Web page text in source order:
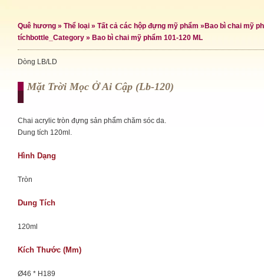
Quê hương » Thể loại » Tất cả các hộp đựng mỹ phẩm » Bao bì chai mỹ
tíchbottle_Category » Bao bì chai mỹ phẩm 101-120 ML
Dòng LB/LD
Mặt Trời Mọc Ở Ai Cập (lb-120)
Chai acrylic tròn đựng sản phẩm chăm sóc da.
Dung tích 120ml.
Hình Dạng
Tròn
Dung Tích
120ml
Kích Thước (mm)
Ø46 * H189